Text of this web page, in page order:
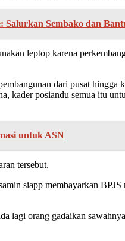
Sembako dan
leptop karena
dari pusat
posiandu semua itu
untuk ASN
tersebut.
siapp membayarkan
lagi orang gadaikan